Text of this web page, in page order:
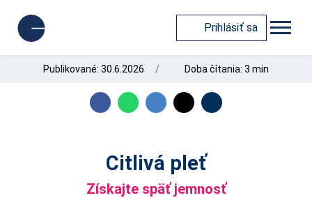
Prihlásiť sa
Publikované: 30.6.2026 Doba čítania: 3 min
Citlivá pleť
Získajte späť jemnosť